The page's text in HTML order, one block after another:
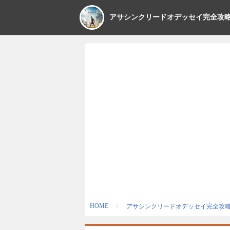
アサシンクリードオデッセイ完全攻
HOME アサシンクリードオデッセイ完全攻